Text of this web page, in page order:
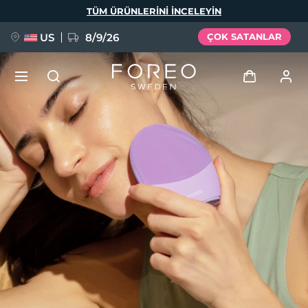
TÜM ÜRÜNLERINI INCELEYIN
US 8/9/26 ÇOK SATANLAR
Kullanici profi̇li̇
Cihazlarım
Siparişlerim
Adresim
Aboneliklerim
YENİ
FAQ™ Pure Beauty-Tech Elixir
BREAKING NEWS
issa™ Teeth Whitening Set
Dil Seçimi
English Deutsch
Español
Français
Italiano
Português
Svenska
Русский
Türkçe
简体中文 繁體中文